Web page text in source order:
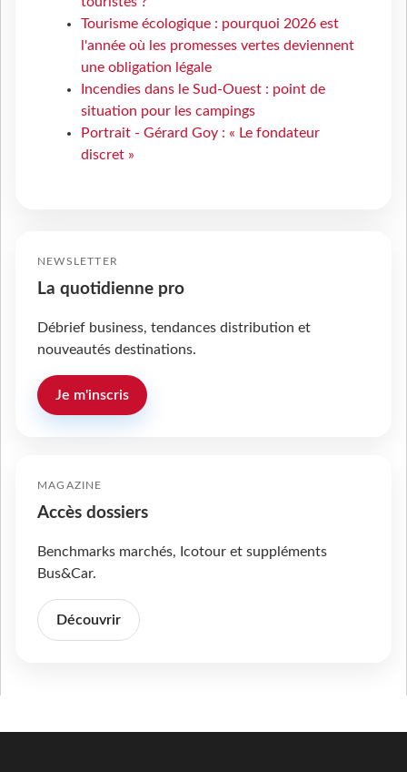
Tourisme écologique : pourquoi 2026 est
l'année où les promesses vertes deviennent
une obligation légale
Incendies dans le Sud-Ouest : point de
situation pour les campings
Portrait - Gérard Goy : « Le fondateur
discret »
NEWSLETTER
La quotidienne pro
Débrief business, tendances distribution et
nouveautés destinations.
Je m'inscris
MAGAZINE
Accès dossiers
Benchmarks marchés, Icotour et suppléments
Bus&Car.
Découvrir